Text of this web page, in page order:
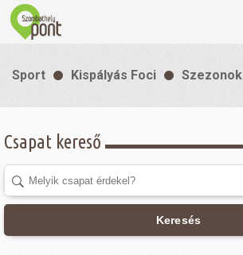
Látnivalók
Gasztronómia
Sport Kispályás Foci Szezonok
Csapat kereső
Keresés